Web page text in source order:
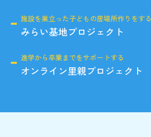
施設を巣立った子どもの居場所作りをする
みらい基地プロジェクト
進学から卒業までをサポートする
オンライン里親プロジェクト